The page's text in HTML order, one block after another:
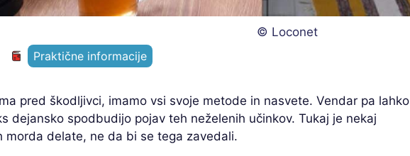
© Loconet
Praktične informacije
pred škodljivci, imamo vsi svoje metode in nasvete. Vendar pa lahko
dejansko spodbudijo pojav teh neželenih učinkov. Tukaj je nekaj
morda delate, ne da bi se tega zavedali.